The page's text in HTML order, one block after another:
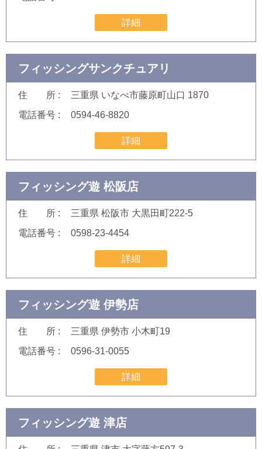
詳細
フィッシングサンクチュアリ
住 所
三重県 いなべ市藤原町山口 1870
電話番号
0594-46-8820
詳細
フィッシング遊 松阪店
住 所
三重県 松阪市 大黒田町222-5
電話番号
0598-23-4454
詳細
フィッシング遊 伊勢店
住 所
三重県 伊勢市 小木町19
電話番号
0596-31-0055
詳細
フィッシング遊 津店